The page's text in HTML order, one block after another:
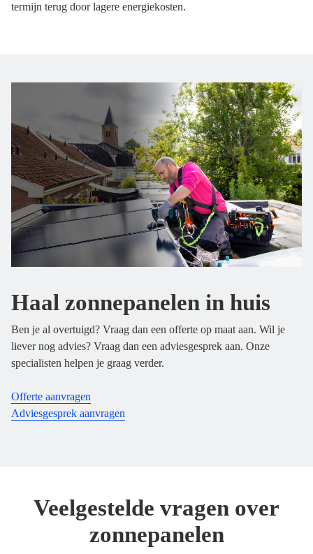
termijn terug door lagere energiekosten.
Haal zonnepanelen in huis
Ben je al overtuigd? Vraag dan een offerte op maat aan. Wil je
liever nog advies? Vraag dan een adviesgesprek aan. Onze
specialisten helpen je graag verder.
Offerte aanvragen
Adviesgesprek aanvragen
Veelgestelde vragen over
zonnepanelen